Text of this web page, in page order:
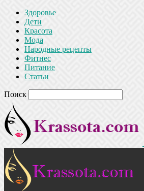
Здоровье
Дети
Красота
Мода
Народные рецепты
Фитнес
Питание
Статьи
Поиск